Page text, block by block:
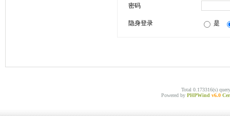
密码
隐身登录 是
Total 0.173316(s)
Powered by PHPWind v6.0